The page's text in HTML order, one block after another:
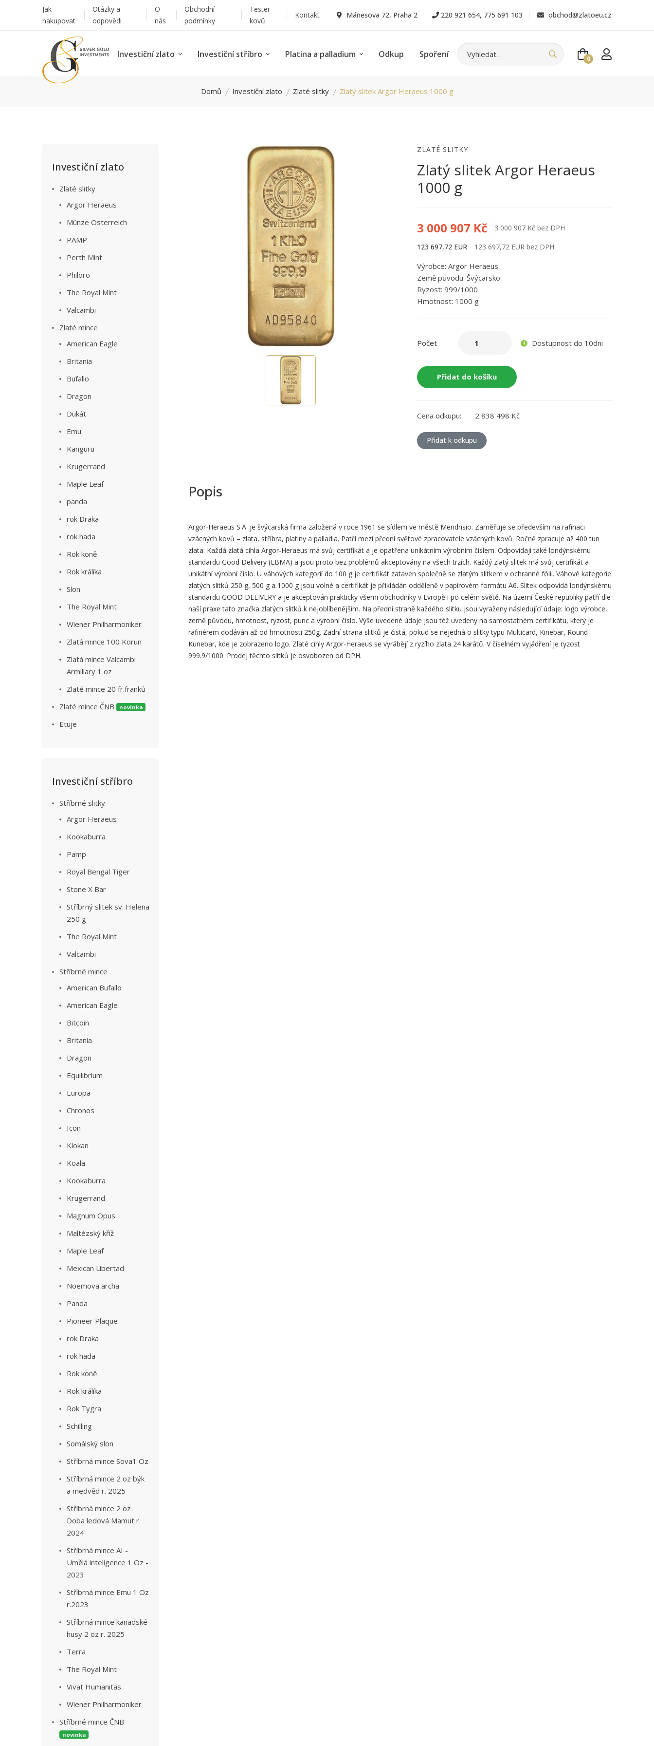
Jak
nakupovat
Otázky a
odpovědi
O
nás
Obchodní
podmínky
Tester
kovů
Kontakt Mánesova 72, Praha 2 220 921 654, 775 691 103 obchod@zlatoeu.cz
Investiční zlato Investiční stříbro Platina a palladium Odkup Spoření 0
Domů Investiční zlato Zlaté slitky Zlatý slitek Argor Heraeus 1000 g
ZLATÉ SLITKY
Zlatý slitek Argor Heraeus
1000 g
3 000 907 Kč 3 000 907 Kč bez DPH
123 697,72 EUR 123 697,72 EUR bez DPH
Výrobce: Argor Heraeus
Země původu: Švýcarsko
Ryzost: 999/1000
Hmotnost: 1000 g
Počet Dostupnost do 10dni
Přidat do košíku
Cena odkupu: 2 838 498 Kč
Přidat k odkupu
Popis
Argor-Heraeus S.A. je švýcarská firma založená v roce 1961 se sídlem ve městě Mendrisio. Zaměřuje se především na rafinaci
vzácných kovů – zlata, stříbra, platiny a palladia. Patří mezi přední světové zpracovatele vzácných kovů. Ročně zpracuje až 400 tun
zlata. Každá zlatá cihla Argor-Heraeus má svůj certifikát a je opatřena unikátním výrobním číslem. Odpovídají také londýnskému
standardu Good Delivery (LBMA) a jsou proto bez problémů akceptovány na všech trzích. Každý zlatý slitek má svůj certifikát a
unikátní výrobní číslo. U váhových kategorií do 100 g je certifikát zataven společně se zlatým slitkem v ochranné fólii. Váhové kategorie
zlatých slitků 250 g, 500 g a 1000 g jsou volné a certifikát je přikládán odděleně v papírovém formátu A6. Slitek odpovídá londýnskému
standardu GOOD DELIVERY a je akceptován prakticky všemi obchodníky v Evropě i po celém světě. Na území České republiky patří dle
naší praxe tato značka zlatých slitků k nejoblíbenějším. Na přední straně každého slitku jsou vyraženy následující údaje: logo výrobce,
země původu, hmotnost, ryzost, punc a výrobní číslo. Výše uvedené údaje jsou též uvedeny na samostatném certifikátu, který je
rafinérem dodáván až od hmotnosti 250g. Zadní strana slitků je čistá, pokud se nejedná o slitky typu Multicard, Kinebar, Round-
Kunebar, kde je zobrazeno logo. Zlaté cihly Argor-Heraeus se vyrábějí z ryzího zlata 24 karátů. V číselném vyjádření je ryzost
999.9/1000. Prodej těchto slitků je osvobozen od DPH.
Investiční zlato
Zlaté slitky
Argor Heraeus
Münze Österreich
PAMP
Perth Mint
Philoro
The Royal Mint
Valcambi
Zlaté mince
American Eagle
Britania
Bufallo
Dragon
Dukát
Emu
Känguru
Krugerrand
Maple Leaf
panda
rok Draka
rok hada
Rok koně
Rok králíka
Slon
The Royal Mint
Wiener Philharmoniker
Zlatá mince 100 Korun
Zlatá mince Valcambi
Armillary 1 oz
Zlaté mince 20 fr.franků
Zlaté mince ČNB
novinka
Etuje
Investiční stříbro
Stříbrné slitky
Argor Heraeus
Kookaburra
Pamp
Royal Bengal Tiger
Stone X Bar
Stříbrný slitek sv. Helena
250 g
The Royal Mint
Valcambi
Stříbrné mince
American Bufallo
American Eagle
Bitcoin
Britania
Dragon
Equilibrium
Europa
Chronos
Icon
Klokan
Koala
Kookaburra
Krugerrand
Magnum Opus
Maltézský kříž
Maple Leaf
Mexican Libertad
Noemova archa
Panda
Pioneer Plaque
rok Draka
rok hada
Rok koně
Rok králíka
Rok Tygra
Schilling
Somálský slon
Stříbrná mince Sova1 Oz
Stříbrná mince 2 oz býk
a medvěd r. 2025
Stříbrná mince 2 oz
Doba ledová Mamut r.
2024
Stříbrná mince AI -
Umělá inteligence 1 Oz -
2023
Stříbrná mince Emu 1 Oz
r.2023
Stříbrná mince kanadské
husy 2 oz r. 2025
Terra
The Royal Mint
Vivat Humanitas
Wiener Philharmoniker
Stříbrné mince ČNB
novinka